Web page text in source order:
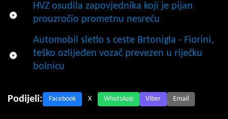
HVZ osudila zapovjednika koji je pijan
prouzročio prometnu nesreću
Automobil sletio s ceste Brtonigla - Fiorini,
teško ozlijeđen vozač prevezen u riječku
bolnicu
Podijeli: Facebook X WhatsApp Viber Email